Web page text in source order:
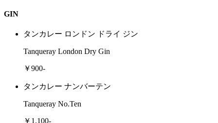
GIN
タンカレー ロンドン ドライ ジン
Tanqueray London Dry Gin
￥900-
タンカレー ナンバーテン
Tanqueray No.Ten
￥1,100-